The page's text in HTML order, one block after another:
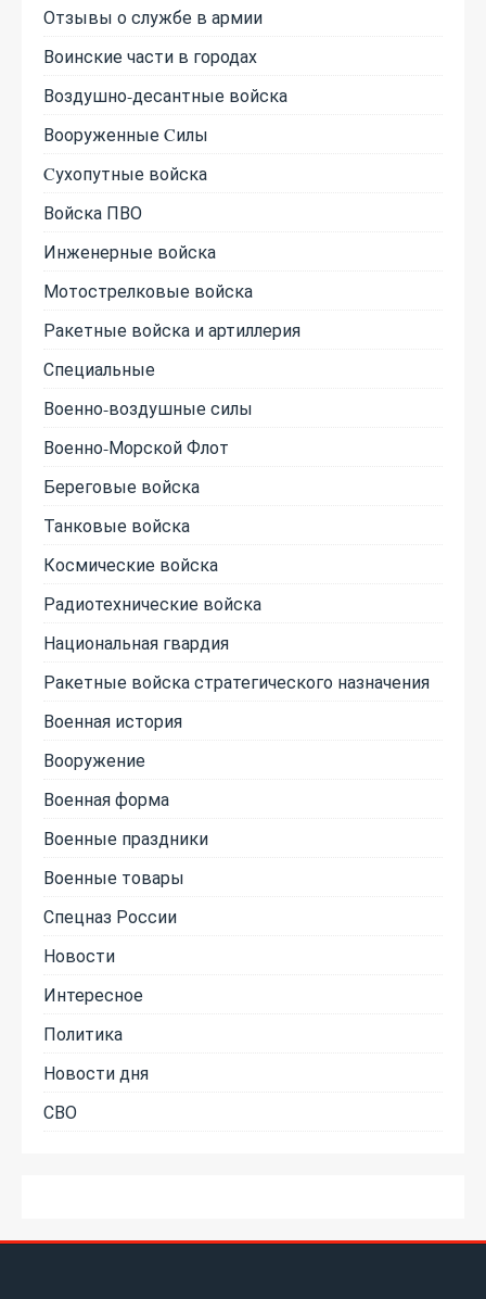
Отзывы о службе в армии
Воинские части в городах
Воздушно-десантные войска
Вооруженные Cилы
Cухопутные войска
Войска ПВО
Инженерные войска
Мотострелковые войска
Ракетные войска и артиллерия
Специальные
Военно-воздушные силы
Военно-Морской Флот
Береговые войска
Танковые войска
Космические войска
Радиотехнические войска
Национальная гвардия
Ракетные войска стратегического назначения
Военная история
Вооружение
Военная форма
Военные праздники
Военные товары
Спецназ России
Новости
Интересное
Политика
Новости дня
СВО